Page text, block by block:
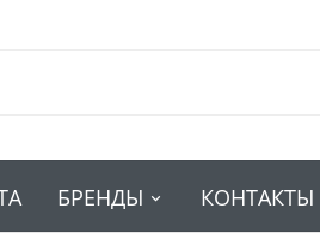
БРЕНДЫ КОНТАКТЫ